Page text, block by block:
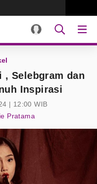
, Selebgram dan
Inspirasi
| 12:00 WIB
Pratama